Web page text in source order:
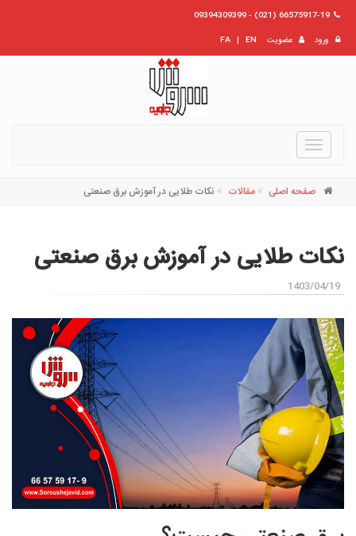
66575917-19 (021) - 09394309399
ورود
عضویت EN
|
FA
Toggle
navigation
صفحه اصلی مقالات نکات طلایی در آموزش برق صنعتی
نکات طلایی در آموزش برق صنعتی
1403/04/19